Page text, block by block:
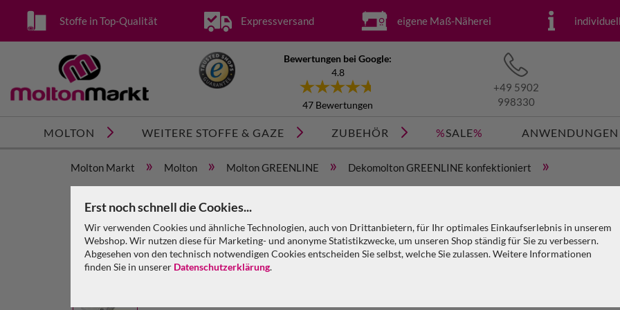
Erst noch schnell die Cookies...
Wir verwenden Cookies und ähnliche Technologien, auch von Drittanbietern, für Ihr optimales Einkaufserlebnis in unserem
Webshop. Wir nutzen diese für Marketing- und anonyme Statistikzwecke, um unseren Shop ständig für Sie zu verbessern.
Abgesehen von den technisch notwendigen Cookies entscheiden Sie selbst, welche Sie zulassen. Weitere Informationen
finden Sie in unserer Datenschutzerklärung.
Stoffe in Top-Qualität Expressversand eigene Maß-Näherei
Bewertungen bei Google:
4.8
47 Bewertungen
+49 5902
998330
MOLTON WEITERE STOFFE & GAZE ZUBEHÖR %SALE% ANWENDUNGEN
Molton Markt » Molton » Molton GREENLINE » Dekomolton GREENLINE konfektioniert »
»
Dekomolton GREENLINE konfektioniert, weiß, B=6m (geöst) x H=6m